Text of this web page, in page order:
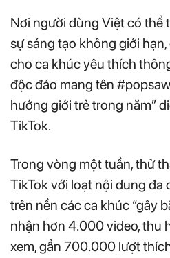
Nơi người dùng Việt có thể
sự sáng tạo không giới
cho ca khúc yêu thích
độc đáo mang tên
hướng giới trẻ trong năm”
TikTok.
Trong vòng một tuần, thử
TikTok với loạt nội dung đa
trên nền các ca khúc “gây
nhận hơn 4.000 video, thu
xem, gần 700.000 lượt